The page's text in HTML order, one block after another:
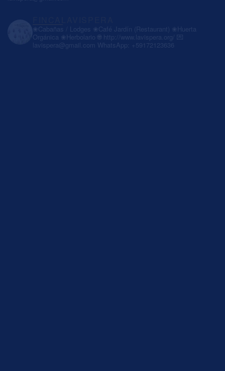
❀Cabañas / Lodges ❀Café Jardín (Restaurant) ❀Huerta
Orgánica ❀Herbolario🌐 http://www.lavispera.org/ 💌
lavispera@gmail.com WhatsApp: +59172123636